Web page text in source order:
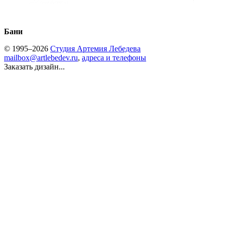
Бани
© 1995–2026 Студия Артемия Лебедева
mailbox@artlebedev.ru, адреса и телефоны
Заказать дизайн...